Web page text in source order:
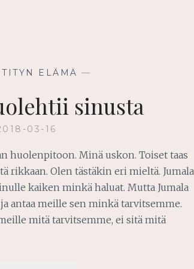
ELÄMÄ —
sinusta
03-16
huolenpitoon. Minä uskon. Toiset taas
rikkaan. Olen tästäkin eri mieltä. Jumala
kaiken minkä haluat. Mutta Jumala
antaa meille sen minkä tarvitsemme.
mitä tarvitsemme, ei sitä mitä